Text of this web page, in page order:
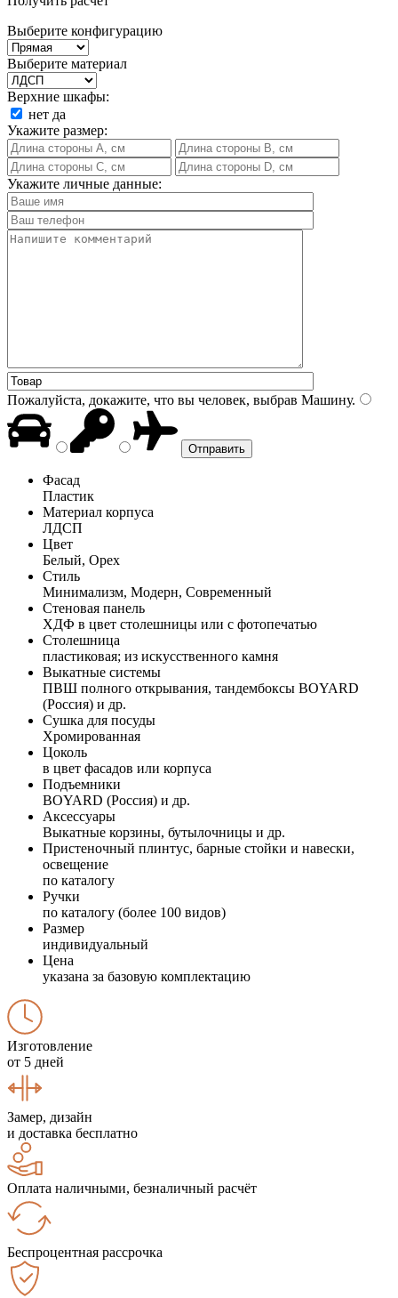
Выберите конфигурацию
Выберите материал
Верхние шкафы:
нет да
Укажите размер:
Укажите личные данные:
Пожалуйста, докажите, что вы человек, выбрав Машину.
Фасад
Пластик
Материал корпуса
ЛДСП
Цвет
Белый, Орех
Стиль
Минимализм, Модерн, Современный
Стеновая панель
ХДФ в цвет столешницы или с фотопечатью
Столешница
пластиковая; из искусственного камня
Выкатные системы
ПВШ полного открывания, тандембоксы BOYARD
(Россия) и др.
Сушка для посуды
Хромированная
Цоколь
в цвет фасадов или корпуса
Подъемники
BOYARD (Россия) и др.
Аксессуары
Выкатные корзины, бутылочницы и др.
Пристеночный плинтус, барные стойки и навески,
освещение
по каталогу
Ручки
по каталогу (более 100 видов)
Размер
индивидуальный
Цена
указана за базовую комплектацию
Изготовление
от 5 дней
Замер, дизайн
и доставка бесплатно
Оплата наличными, безналичный расчёт
Беспроцентная рассрочка